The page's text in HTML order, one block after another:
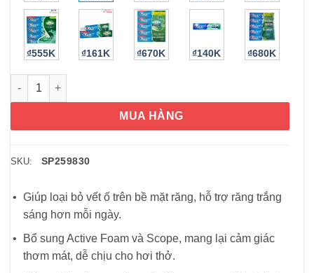
₫555K ₫161K ₫670K ₫140K ₫680K
Kem đánh răng Crest Complete Plus Scope Pro Advanced
MUA HÀNG
SKU: SP259830
Giúp loại bỏ vết ố trên bề mặt răng, hỗ trợ răng trắng
sáng hơn mỗi ngày.
Bổ sung Active Foam và Scope, mang lại cảm giác
thơm mát, dễ chịu cho hơi thở.